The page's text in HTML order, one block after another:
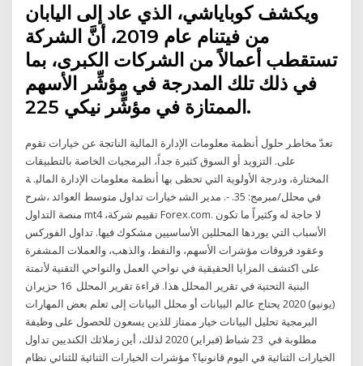
ويكشف كوباياشي، الذي عاد إلى اليابان
من فيتنام عام 2019، أنَّ الشركة
تستقطب أعمالاً من الشركات الكبرى، بما
في ذلك تلك المدرجة في مؤشِّر الأسهم
الممتازة في مؤشٍّر نيكي 225.
ﺗﻌﺪّ ﻣﺨﺎﻁﺮ ﺣﻠﻮﻝ ﺃﻧﻈﻤﺔ ﻣﻌﻠﻮﻣﺎﺕ ﺍﻹﺩﺍﺭﺓ ﺍﻟﻤﺎﻟﻴﺔ ﺍﻟﻨﺎﺗﺠﺔ ﻋﻦ ﺧﻴﺎﺭﺍﺕ ﺗﻘﻮﻡ
ﻋﻠﻰ. ﺍﻟﺘﺰﻭﻳﺪ ﺃﻭ ﺍﻟﺴﻮﻕ ﻛﺜﻴﺮﺓ ﺟﺪﺍً، ﺍﻟﺒﺮﻣﺠﻴﺎﺕ ﺍﻟﺨﺎﺻﺔ ﺑﺎﻟﺘﻄﺒﻴﻘﺎﺕ
ﺍﻟﻤﺨﺘﺎﺭﺓ، ﻭﺩﺭﺟﺔ ﺍﻷﻭﻟﻮﻳﺔ ﺍﻟﺘﻲ ﺗﺤﻈﻰ ﺑﻬﺎ ﺃﻧﻈﻤﺔ ﻣﻌﻠﻮﻣﺎﺕ ﺍﻹﺩﺍﺭﺓ ﺍﻟﻤﺎﻟﻴ. ﺔ
ﻓﻲ ﻣﺤﻠﻞ/ﻣﺒﺮﻣﺞ: 35. -. ﻣﺪﻳﺮ ﺍﻟﺸﺒ خيارات تداول متوسط ​​العوائد ،شرح
منصة التداول mt4 ،تقييم شركة Forex.com. لا حاجة له وكثيراً ما تكون
الأسباب التي يوردها المحللين الأساسيين مشكوك فيها. تداول الفوركس
وعقود فروقات مؤشرات الأسهم، والنفط، والذهب، والعملات المشفرة
على اكتشف المزايا الحقيقية في نواحي العمل والنواحي التقنية لأتمتة
البنية التحتية في تقرير المحلل هذا. قراءة تقرير المحلل 16 حزيران
(يونيو) 2020 يحتاج عالم البيانات أو محلل البيانات إلى تعلم بعض المهارات
البرمجية تحليل البيانات خيار ممتاز للذين يسعون للحصول على وظيفة
مطلوبة في 23 شباط (فبراير) 2020 لذلك، أين زملائك الكنديين تداول
الخيارات الثنائية في اليوم قانونيا؟ مؤشرات الخيارات الثنائية للثنائي نظام